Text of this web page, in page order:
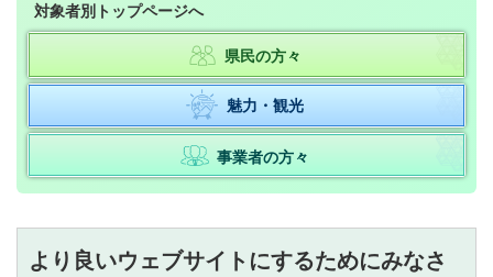
対象者別トップページへ
県民の方々
魅力・観光
事業者の方々
より良いウェブサイトにするためにみなさ